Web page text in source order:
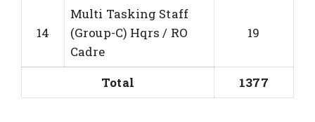
14
Multi Tasking Staff
(Group-C) Hqrs / RO
Cadre
19
Total 1377